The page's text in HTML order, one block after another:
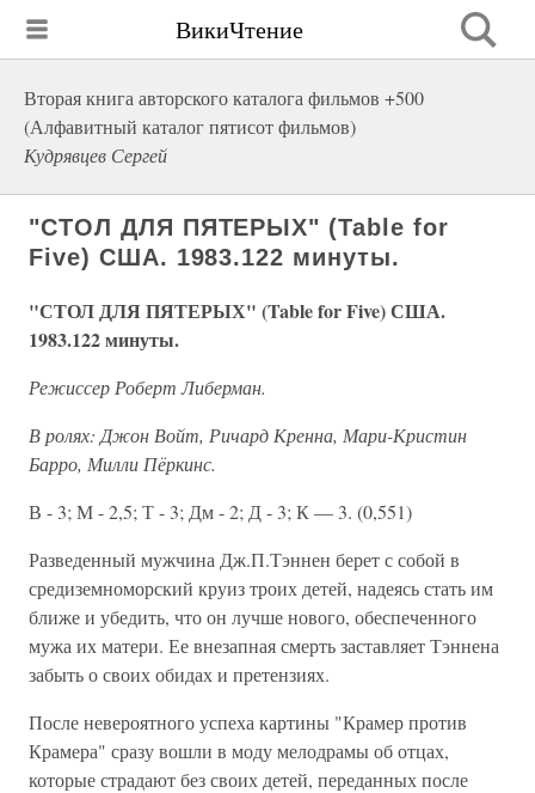
ВикиЧтение
Вторая книга авторского каталога фильмов +500
(Алфавитный каталог пятисот фильмов)
Кудрявцев Сергей
"СТОЛ ДЛЯ ПЯТЕРЫХ" (Table for
Five) США. 1983.122 минуты.
"СТОЛ ДЛЯ ПЯТЕРЫХ" (Table for Five) США.
1983.122 минуты.
Режиссер Роберт Либерман.
В ролях: Джон Войт, Ричард Кренна, Мари-Кристин
Барро, Милли Пёркинс.
В - 3; М - 2,5; Т - 3; Дм - 2; Д - 3; К — 3. (0,551)
Разведенный мужчина Дж.П.Тэннен берет с собой в
средиземноморский круиз троих детей, надеясь стать им
ближе и убедить, что он лучше нового, обеспеченного
мужа их матери. Ее внезапная смерть заставляет Тэннена
забыть о своих обидах и претензиях.
После невероятного успеха картины "Крамер против
Крамера" сразу вошли в моду мелодрамы об отцах,
которые страдают без своих детей, переданных после